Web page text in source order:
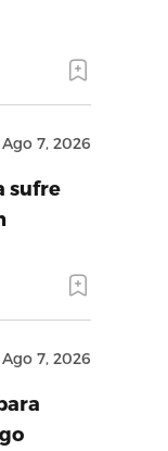
Ago 7, 2026
sufre
Ago 7, 2026